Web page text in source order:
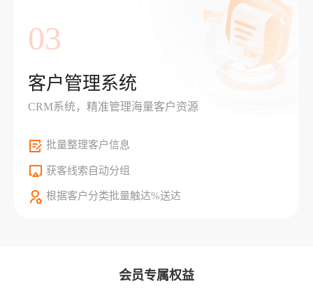
03
客户管理系统
CRM系统，精准管理海量客户资源
批量整理客户信息
获客线索自动分组
根据客户分类批量触达%送达
会员专属权益